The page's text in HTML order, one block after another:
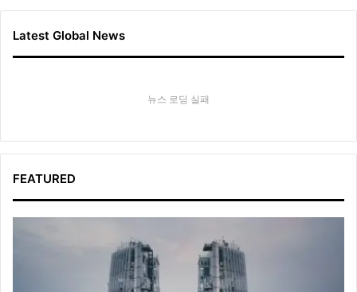
Latest Global News
뉴스 로딩 실패
FEATURED